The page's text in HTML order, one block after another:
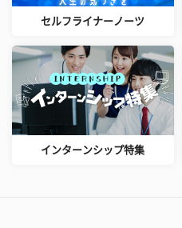
セルフライナーノーツ
インターンシップ特集